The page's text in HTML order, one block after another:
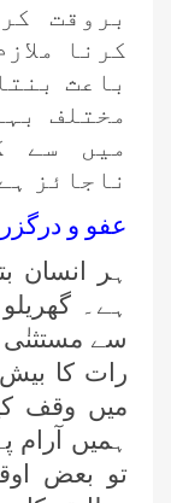
بروقت
کرنا
باعث
مختلف
میں سے
ناجائز
عفو و
ہر انسان
ہے۔
سے مستثنٰی
رات کا
میں وقف
ہمیں آرام
تو بعض